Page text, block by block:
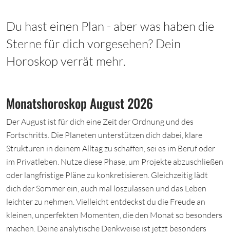
Du hast einen Plan - aber was haben die
Sterne für dich vorgesehen? Dein
Horoskop verrät mehr.
Monatshoroskop August 2026
Der August ist für dich eine Zeit der Ordnung und des
Fortschritts. Die Planeten unterstützen dich dabei, klare
Strukturen in deinem Alltag zu schaffen, sei es im Beruf oder
im Privatleben. Nutze diese Phase, um Projekte abzuschließen
oder langfristige Pläne zu konkretisieren. Gleichzeitig lädt
dich der Sommer ein, auch mal loszulassen und das Leben
leichter zu nehmen. Vielleicht entdeckst du die Freude an
kleinen, unperfekten Momenten, die den Monat so besonders
machen. Deine analytische Denkweise ist jetzt besonders